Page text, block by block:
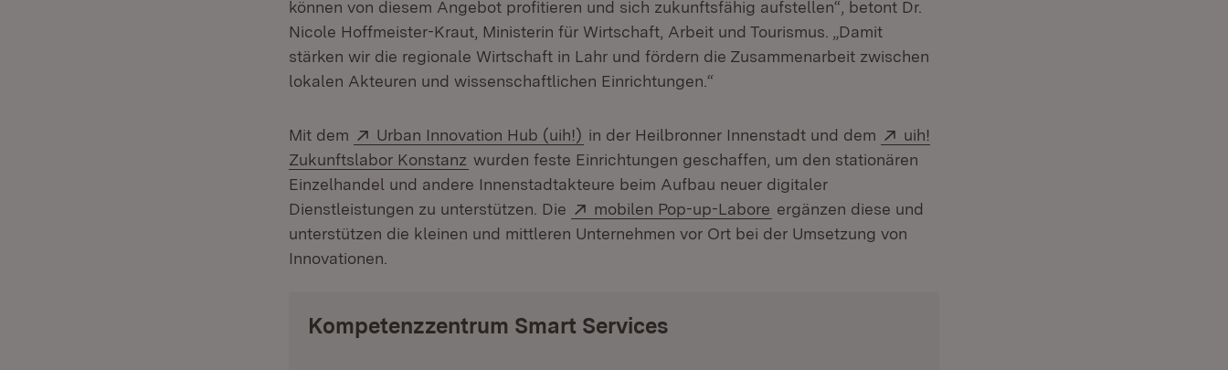
können von diesem Angebot profitieren und sich zukunftsfähig aufstellen“, betont Dr.
Nicole Hoffmeister-Kraut, Ministerin für Wirtschaft, Arbeit und Tourismus. „Damit
stärken wir die regionale Wirtschaft in Lahr und fördern die Zusammenarbeit zwischen
lokalen Akteuren und wissenschaftlichen Einrichtungen.“
Mit dem Extern:
Urban Innovation Hub (uih!) (Öffnet in neuem Fenster)
in der Heilbronner Innenstadt und dem Extern:
uih!
Zukunftslabor Konstanz (Öffnet in neuem Fenster)
wurden feste Einrichtungen geschaffen, um den stationären
Einzelhandel und andere Innenstadtakteure beim Aufbau neuer digitaler
Dienstleistungen zu unterstützen. Die
Extern:
mobilen Pop-up-Labore (Öffnet in neuem Fenster)
ergänzen diese und
unterstützen die kleinen und mittleren Unternehmen vor Ort bei der Umsetzung von
Innovationen.
Kompetenzzentrum Smart Services